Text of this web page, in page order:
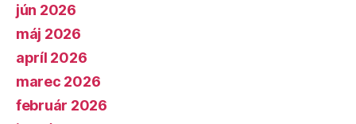
jún 2026
máj 2026
apríl 2026
marec 2026
február 2026